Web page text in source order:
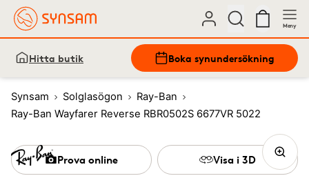
Meny
Hitta butik Boka synundersökning
Synsam Solglasögon
Ray-Ban
Ray-Ban Wayfarer Reverse RBR0502S 6677VR 5022
Prova online Visa i 3D